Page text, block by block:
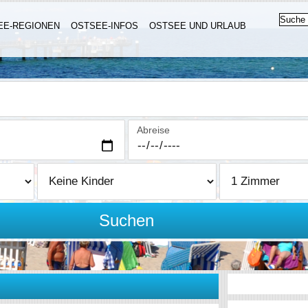
REGIONEN OSTSEE-INFOS OSTSEE UND URLAUB
Abreise
Suchen